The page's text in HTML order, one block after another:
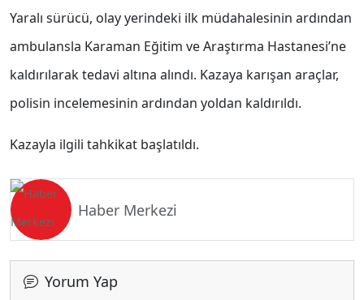
Yaralı sürücü, olay yerindeki ilk müdahalesinin ardından
ambulansla Karaman Eğitim ve Araştırma Hastanesi’ne
kaldırılarak tedavi altına alındı. Kazaya karışan araçlar,
polisin incelemesinin ardından yoldan kaldırıldı.
Kazayla ilgili tahkikat başlatıldı.
Haber Merkezi
Yorum Yap